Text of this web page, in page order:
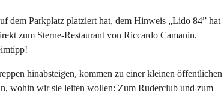
dem Parkplatz platziert hat, dem Hinweis „Lido 84” hat
zum Sterne-Restaurant von Riccardo Camanin.
hinabsteigen, kommen zu einer kleinen öffentlichen
wohin wir sie leiten wollen: Zum Ruderclub und zum